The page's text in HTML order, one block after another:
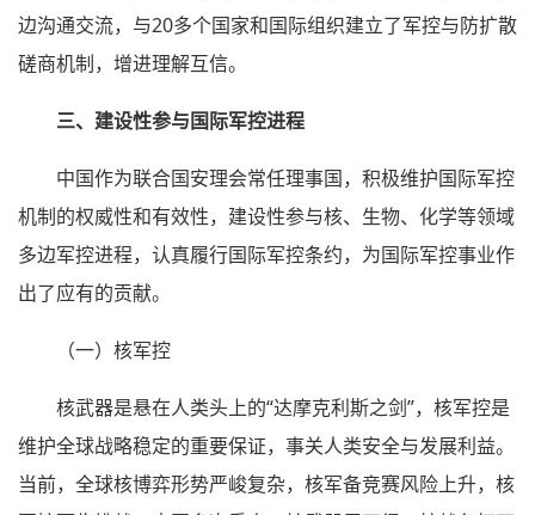
边沟通交流，与20多个国家和国际组织建立了军控与防扩散
磋商机制，增进理解互信。
三、建设性参与国际军控进程
中国作为联合国安理会常任理事国，积极维护国际军控
机制的权威性和有效性，建设性参与核、生物、化学等领域
多边军控进程，认真履行国际军控条约，为国际军控事业作
出了应有的贡献。
（一）核军控
核武器是悬在人类头上的“达摩克利斯之剑”，核军控是
维护全球战略稳定的重要保证，事关人类安全与发展利益。
当前，全球核博弈形势严峻复杂，核军备竞赛风险上升，核